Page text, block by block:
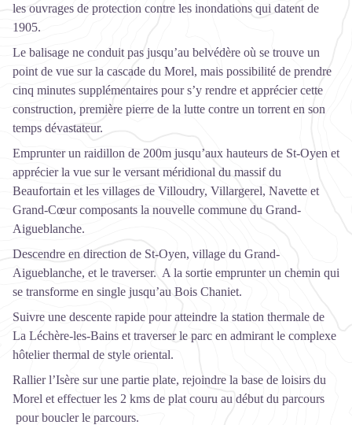
les ouvrages de protection contre les inondations qui datent de
1905.
Le balisage ne conduit pas jusqu’au belvédère où se trouve un
point de vue sur la cascade du Morel, mais possibilité de prendre
cinq minutes supplémentaires pour s’y rendre et apprécier cette
construction, première pierre de la lutte contre un torrent en son
temps dévastateur.
Emprunter un raidillon de 200m jusqu’aux hauteurs de St-Oyen et
apprécier la vue sur le versant méridional du massif du
Beaufortain et les villages de Villoudry, Villargerel, Navette et
Grand-Cœur composants la nouvelle commune du Grand-
Aigueblanche.
Descendre en direction de St-Oyen, village du Grand-
Aigueblanche, et le traverser. A la sortie emprunter un chemin qui
se transforme en single jusqu’au Bois Chaniet.
Suivre une descente rapide pour atteindre la station thermale de
La Léchère-les-Bains et traverser le parc en admirant le complexe
hôtelier thermal de style oriental.
Rallier l’Isère sur une partie plate, rejoindre la base de loisirs du
Morel et effectuer les 2 kms de plat couru au début du parcours
pour boucler le parcours.